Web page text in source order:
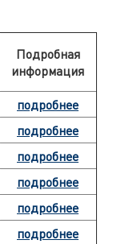
Подробная
информация
подробнее
подробнее
подробнее
подробнее
подробнее
подробнее